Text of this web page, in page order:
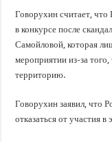
Говорухин считает,
в конкурсе после
Самойловой, которая
мероприятии из-за
территорию.
Говорухин заявил, что
отказаться от участия в